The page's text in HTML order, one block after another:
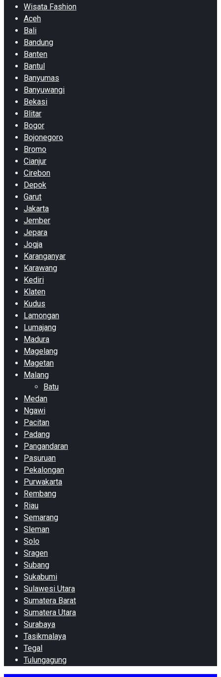
Wisata Fashion
Aceh
Bali
Bandung
Banten
Bantul
Banyumas
Banyuwangi
Bekasi
Blitar
Bogor
Bojonegoro
Bromo
Cianjur
Cirebon
Depok
Garut
Jakarta
Jember
Jepara
Jogja
Karanganyar
Karawang
Kediri
Klaten
Kudus
Lamongan
Lumajang
Madura
Magelang
Magetan
Malang
Batu
Medan
Ngawi
Pacitan
Padang
Pangandaran
Pasuruan
Pekalongan
Purwakarta
Rembang
Riau
Semarang
Sleman
Solo
Sragen
Subang
Sukabumi
Sulawesi Utara
Sumatera Barat
Sumatera Utara
Surabaya
Tasikmalaya
Tegal
Tulungagung